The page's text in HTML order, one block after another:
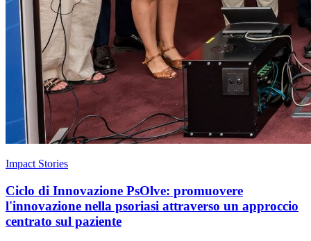
Impact Stories
Ciclo di Innovazione PsOlve: promuovere
l'innovazione nella psoriasi attraverso un approccio
centrato sul paziente